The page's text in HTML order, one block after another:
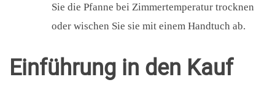
Sie die Pfanne bei Zimmertemperatur trocknen
oder wischen Sie sie mit einem Handtuch ab.
Einführung in den Kauf